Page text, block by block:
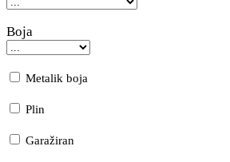
Boja
Metalik boja
Plin
Garažiran